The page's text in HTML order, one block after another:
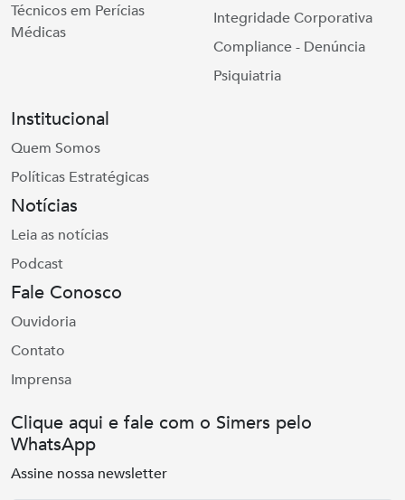
Técnicos em Perícias
Médicas
Integridade Corporativa
Compliance - Denúncia
Psiquiatria
Institucional
Quem Somos
Políticas Estratégicas
Notícias
Leia as notícias
Podcast
Fale Conosco
Ouvidoria
Contato
Imprensa
Clique aqui e fale com o Simers pelo
WhatsApp
Assine nossa newsletter